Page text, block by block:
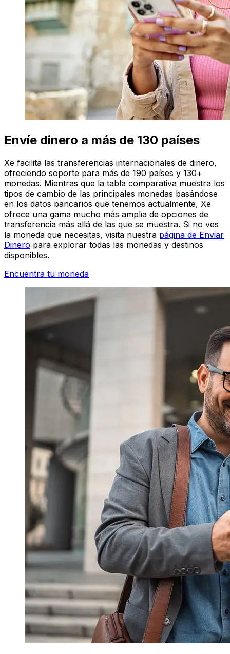
Envíe dinero a más de 130 países
Xe facilita las transferencias internacionales de dinero,
ofreciendo soporte para más de 190 países y 130+
monedas. Mientras que la tabla comparativa muestra los
tipos de cambio de las principales monedas basándose
en los datos bancarios que tenemos actualmente, Xe
ofrece una gama mucho más amplia de opciones de
transferencia más allá de las que se muestra. Si no ves
la moneda que necesitas, visita nuestra página de Enviar
Dinero para explorar todas las monedas y destinos
disponibles.
Encuentra tu moneda